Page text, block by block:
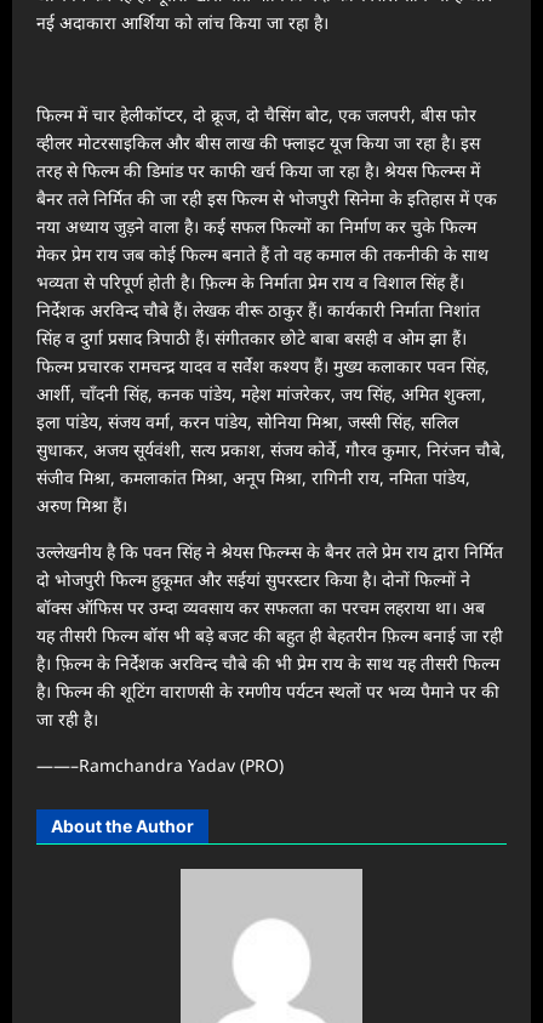
नई अदाकारा आर्शिया को लांच किया जा रहा है।
फिल्म में चार हेलीकॉप्टर, दो क्रूज, दो चैसिंग बोट, एक जलपरी, बीस फोर
व्हीलर मोटरसाइकिल और बीस लाख की फ्लाइट यूज किया जा रहा है। इस
तरह से फिल्म की डिमांड पर काफी खर्च किया जा रहा है। श्रेयस फिल्म्स में
बैनर तले निर्मित की जा रही इस फिल्म से भोजपुरी सिनेमा के इतिहास में एक
नया अध्याय जुड़ने वाला है। कई सफल फिल्मों का निर्माण कर चुके फिल्म
मेकर प्रेम राय जब कोई फिल्म बनाते हैं तो वह कमाल की तकनीकी के साथ
भव्यता से परिपूर्ण होती है। फ़िल्म के निर्माता प्रेम राय व विशाल सिंह हैं।
निर्देशक अरविन्द चौबे हैं। लेखक वीरू ठाकुर हैं। कार्यकारी निर्माता निशांत
सिंह व दुर्गा प्रसाद त्रिपाठी हैं। संगीतकार छोटे बाबा बसही व ओम झा हैं।
फिल्म प्रचारक रामचन्द्र यादव व सर्वेश कश्यप हैं। मुख्य कलाकार पवन सिंह,
आर्शी, चाँदनी सिंह, कनक पांडेय, महेश मांजरेकर, जय सिंह, अमित शुक्ला,
इला पांडेय, संजय वर्मा, करन पांडेय, सोनिया मिश्रा, जस्सी सिंह, सलिल
सुधाकर, अजय सूर्यवंशी, सत्य प्रकाश, संजय कोर्वे, गौरव कुमार, निरंजन चौबे,
संजीव मिश्रा, कमलाकांत मिश्रा, अनूप मिश्रा, रागिनी राय, नमिता पांडेय,
अरुण मिश्रा हैं।
उल्लेखनीय है कि पवन सिंह ने श्रेयस फिल्म्स के बैनर तले प्रेम राय द्वारा निर्मित
दो भोजपुरी फिल्म हुकूमत और सईयां सुपरस्टार किया है। दोनों फिल्मों ने
बॉक्स ऑफिस पर उम्दा व्यवसाय कर सफलता का परचम लहराया था। अब
यह तीसरी फिल्म बॉस भी बड़े बजट की बहुत ही बेहतरीन फ़िल्म बनाई जा रही
है। फ़िल्म के निर्देशक अरविन्द चौबे की भी प्रेम राय के साथ यह तीसरी फिल्म
है। फिल्म की शूटिंग वाराणसी के रमणीय पर्यटन स्थलों पर भव्य पैमाने पर की
जा रही है।
——–Ramchandra Yadav (PRO)
About the Author